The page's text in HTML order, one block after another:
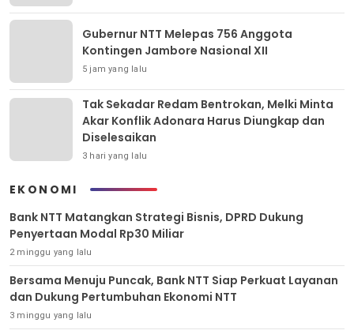
Gubernur NTT Melepas 756 Anggota
Kontingen Jambore Nasional XII
5 jam yang lalu
Tak Sekadar Redam Bentrokan, Melki Minta
Akar Konflik Adonara Harus Diungkap dan
Diselesaikan
3 hari yang lalu
EKONOMI
Bank NTT Matangkan Strategi Bisnis, DPRD Dukung
Penyertaan Modal Rp30 Miliar
2 minggu yang lalu
Bersama Menuju Puncak, Bank NTT Siap Perkuat Layanan
dan Dukung Pertumbuhan Ekonomi NTT
3 minggu yang lalu